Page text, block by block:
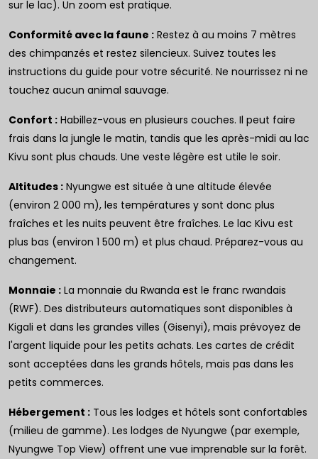
sur le lac). Un zoom est pratique.
Conformité avec la faune : Restez à au moins 7 mètres
des chimpanzés et restez silencieux. Suivez toutes les
instructions du guide pour votre sécurité. Ne nourrissez ni ne
touchez aucun animal sauvage.
Confort : Habillez-vous en plusieurs couches. Il peut faire
frais dans la jungle le matin, tandis que les après-midi au lac
Kivu sont plus chauds. Une veste légère est utile le soir.
Altitudes : Nyungwe est située à une altitude élevée
(environ 2 000 m), les températures y sont donc plus
fraîches et les nuits peuvent être fraîches. Le lac Kivu est
plus bas (environ 1 500 m) et plus chaud. Préparez-vous au
changement.
Monnaie : La monnaie du Rwanda est le franc rwandais
(RWF). Des distributeurs automatiques sont disponibles à
Kigali et dans les grandes villes (Gisenyi), mais prévoyez de
l'argent liquide pour les petits achats. Les cartes de crédit
sont acceptées dans les grands hôtels, mais pas dans les
petits commerces.
Hébergement : Tous les lodges et hôtels sont confortables
(milieu de gamme). Les lodges de Nyungwe (par exemple,
Nyungwe Top View) offrent une vue imprenable sur la forêt.